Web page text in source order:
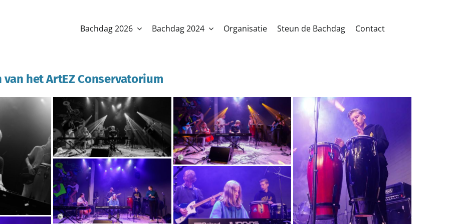
Bachdag 2026 Bachdag 2024 Organisatie Steun de Bachdag Contact
het ArtEZ Conservatorium